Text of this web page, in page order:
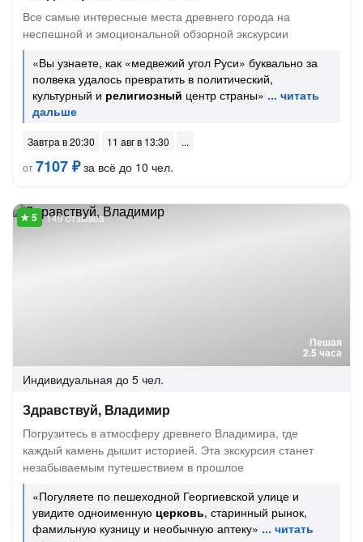
Все самые интересные места древнего города на
неспешной и эмоциональной обзорной экскурсии
«Вы узнаете, как «медвежий угол Руси» буквально за
полвека удалось превратить в политический,
культурный и религиозный центр страны»
Завтра в 20:30
11 авг в 13:30
от7107 ₽за всё до 10 чел.
Пешая
2.5 часа
149 отзывов
Индивидуальная до 5 чел.
Здравствуй, Владимир
Погрузитесь в атмосферу древнего Владимира, где
каждый камень дышит историей. Эта экскурсия станет
незабываемым путешествием в прошлое
«Погуляете по пешеходной Георгиевской улице и
увидите одноименную церковь, старинный рынок,
фамильную кузницу и необычную аптеку»